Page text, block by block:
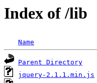
Index of /lib
Name
Parent Directory
jquery-2.1.1.min.js